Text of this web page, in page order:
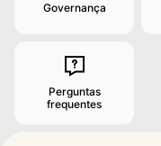
Governança
Perguntas
frequentes